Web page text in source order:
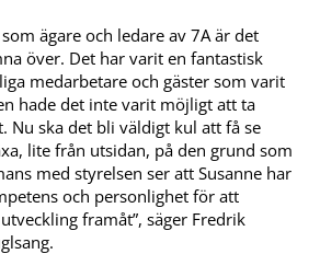
ägare och ledare av 7A är det
över. Det har varit en fantastisk
medarbetare och gäster som varit
hade det inte varit möjligt att ta
Nu ska det bli väldigt kul att få se
lite från utsidan, på den grund som
med styrelsen ser att Susanne har
och personlighet för att
framåt”, säger Fredrik